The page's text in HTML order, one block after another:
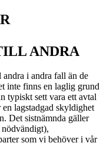
ANDRA
i andra fall än de
inte finns en laglig grund
typiskt sett vara ett avtal
lagstadgad skyldighet
Det sistnämnda gäller
som vi behöver i vår